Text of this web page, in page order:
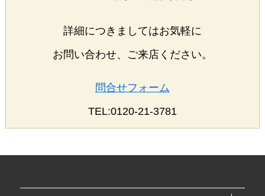
詳細につきましてはお気軽に
お問い合わせ、ご来店ください。
問合せフォーム
TEL:0120-21-3781